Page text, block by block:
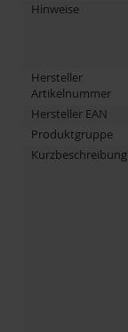
Hinweise
Hersteller
Artikelnummer
Hersteller EAN
Produktgruppe
Kurzbeschreibung